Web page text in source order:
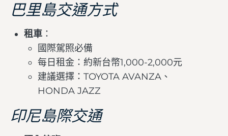
巴里島交通方式
租車 ：
國際駕照必備
每日租金：約新台幣1,000-2,000元
建議選擇：TOYOTA AVANZA、
HONDA JAZZ
印尼島際交通